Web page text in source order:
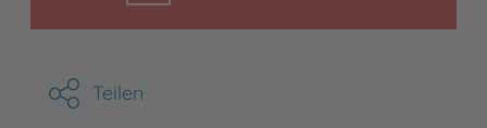
Teilen